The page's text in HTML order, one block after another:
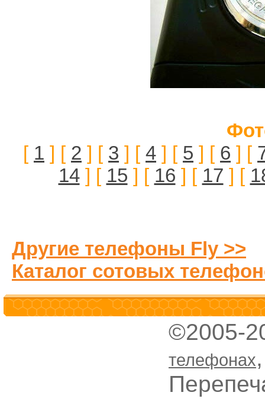
[ 1 ] [ 2 ] [ 3 ] [ 4 ] [ 5 ] [ 6 ] [
14] [ 15 ] [ 16 ] [ 17 ] [
Другие телефоны Fly >>
Каталог сотовых
©2005-
телефонах